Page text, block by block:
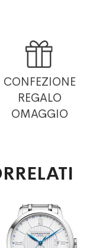

CONFEZIONE
REGALO
OMAGGIO